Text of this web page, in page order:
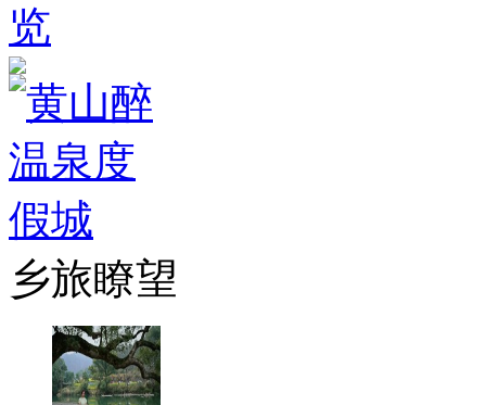
乡旅瞭望